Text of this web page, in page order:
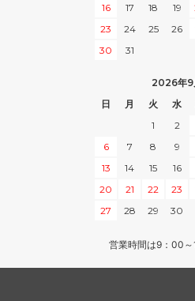
16
17 18 19
23
24 25 26
30
31
2026年9
日
月 火 水
1
2
6
7 8 9
13
14 15 16
20
21 22 23
27
28 29 30
営業時間は9：00